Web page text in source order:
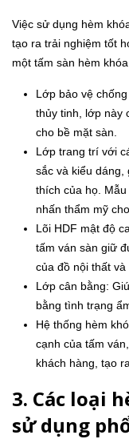
Việc sử dụng hèm
tạo ra trải nghiệm tốt
một tấm sàn hèm
Lớp bảo vệ
thủy tinh, lớp này
cho bề mặt sàn.
Lớp trang trí với
sắc và kiểu
thích của họ.
nhấn thẩm mỹ
Lõi HDF mật độ
tấm ván sàn giữ
của đồ nội thất và
Lớp cân bằng:
bằng tình trạng
Hệ thống hèm
cạnh của tấm
khách hàng, tạo
3. Các loại
sử dụng